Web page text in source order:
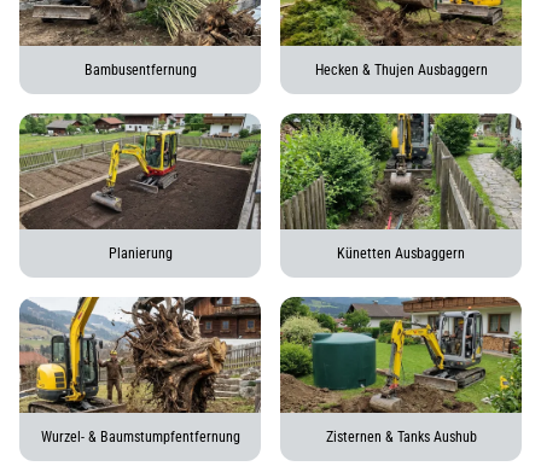
Bambusentfernung Hecken & Thujen Ausbaggern
Planierung Künetten Ausbaggern
Wurzel- & Baumstumpfentfernung Zisternen & Tanks Aushub